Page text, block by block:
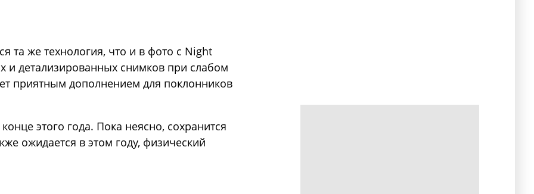
та же технология, что и в фото с Night
и детализированных снимков при слабом
приятным дополнением для поклонников
этого года. Пока неясно, сохранится
ожидается в этом году, физический